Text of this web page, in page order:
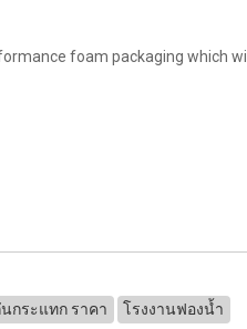
foam packaging which will
กระแทก ราคา โรงงานฟองน้ำ